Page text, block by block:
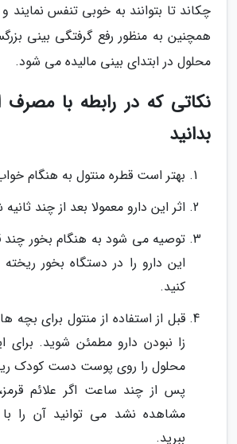
چکاند تا بتوانند به خوبی تنفس نمایند
محلول در ابتدای بینی مالیده می شود.
نکاتی که در رابطه با مصرف
بدانید
بهتر است قطره منتول به هنگام
اثر این دارو معمولا بعد از چند
این دارو را در دستگاه بخور
کنید.
قبل از استفاده از منتول برای بچه
زا نبودن دارو مطمئن شوید. برای
محلول را روی پوست دست کودک
پس از چند ساعت اگر علائم
مشاهده نشد می توانید آن را
ببرید.